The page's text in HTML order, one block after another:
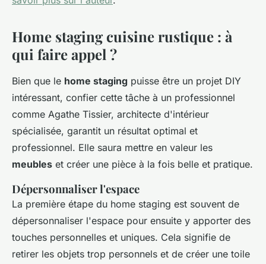
Home staging cuisine rustique : à
qui faire appel ?
Bien que le home staging puisse être un projet DIY
intéressant, confier cette tâche à un professionnel
comme Agathe Tissier, architecte d'intérieur
spécialisée, garantit un résultat optimal et
professionnel. Elle saura mettre en valeur les
meubles et créer une pièce à la fois belle et pratique.
Dépersonnaliser l'espace
La première étape du home staging est souvent de
dépersonnaliser l'espace pour ensuite y apporter des
touches personnelles et uniques. Cela signifie de
retirer les objets trop personnels et de créer une toile